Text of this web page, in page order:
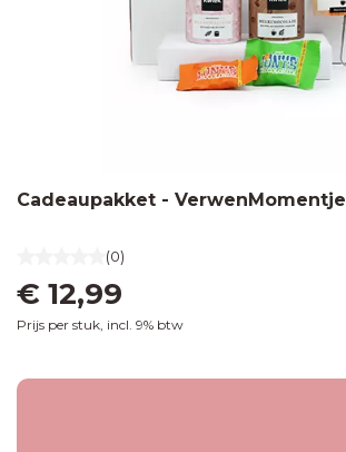
Cadeaupakket - VerwenMomentje
(0)
€ 12,99
Prijs per stuk, incl. 9% btw